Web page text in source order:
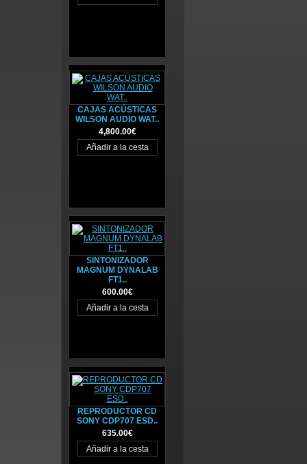
CAJAS ACÚSTICAS
WILSON AUDIO WAT..
4,800.00€
SINTONIZADOR
MAGNUM DYNALAB
FT1..
600.00€
REPRODUCTOR CD
SONY CDP707 ESD..
635.00€